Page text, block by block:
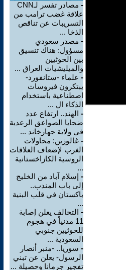
-
مصادر تفسر لـCNN
علاقة غضب ترامب من
التسريبات عن تناقص
الذخا ...
- مصدر سعودي
مسؤول: هناك تنسيق
بين الحوثيين
والميليشيات العراق ...
- علماء -ستانفورد-
يبتكرون فيروسات
اصطناعية باستخدام
الذكاء ال ...
- الهند.. ارتفاع عدد
ضحايا الصواعق الرعدية
في ولاية جهارخاند ...
- غالوزين: محاولات
الغرب لإضعاف العلاقات
الروسية الكازاخستانية
...
- إسلام آباد من الخليج
إلى باب المندب..
باكستان في قلب البنية
...
- التحالف يعلن إصابة
11 مدنياً في هجوم
للحوثيين جنوبي
السعودية ...
- سوريا.. -منبر أنصار
الرسول- يعلن عن تبني
تفجير جرمانا وحصيلة ...